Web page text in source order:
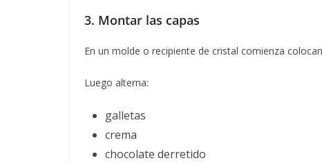
3. Montar las capas
En un molde o recipiente de cristal comienza
Luego alterna:
galletas
crema
chocolate derretido